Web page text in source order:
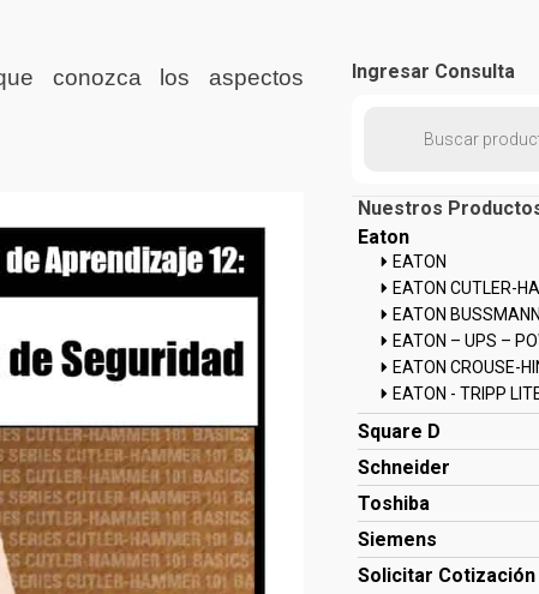
conozca los aspectos
Ingresar Consulta
Nuestros
Eaton
EATON
EATON CUTLER-
EATON BUSSMANN
EATON – UPS –
EATON CROUSE-
EATON - TRIPP
Square D
Schneider
Toshiba
Siemens
Solicitar Cotización